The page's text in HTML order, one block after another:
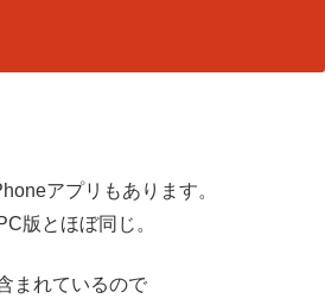
アプリもあります。
版とほぼ同じ。
まれているので